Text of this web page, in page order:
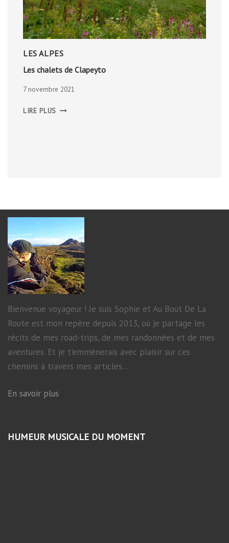
LES ALPES
Les chalets de Clapeyto
7 novembre 2021
LIRE PLUS CHALETS
Bienvenue voyageur ! Je suis Sophie et Au Bout De La
Route est mon repère depuis 2013, où je partage les
récits de mes road-trips, de mes randonnées et de mes
aventures. Et je t'emmènerais avec plaisir sur ces
chemins à travers mes articles...
En savoir plus
HUMEUR MUSICALE DU MOMENT